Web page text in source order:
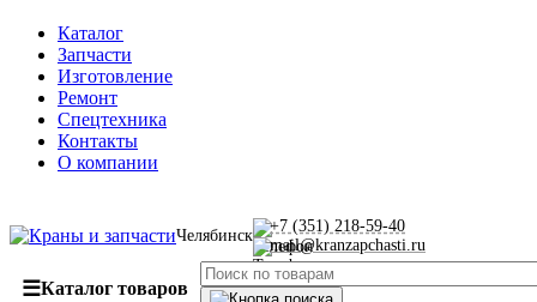
Каталог
Запчасти
Изготовление
Ремонт
Спецтехника
Контакты
О компании
Челябинск
+7 (351) 218-59-40
mail@kranzapchasti.ru
☰Каталог товаров